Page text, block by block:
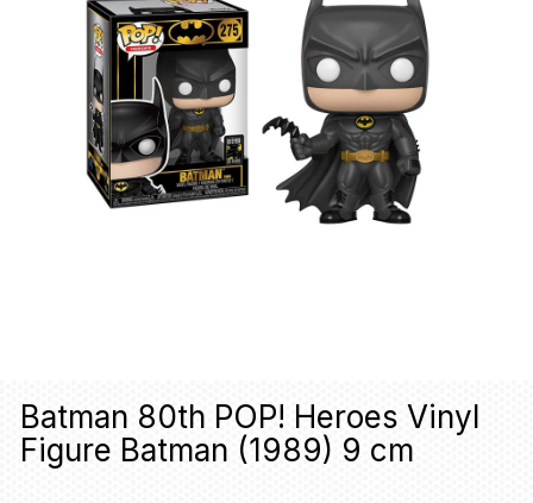
Batman 80th POP! Heroes Vinyl
Figure Batman (1989) 9 cm
a
j